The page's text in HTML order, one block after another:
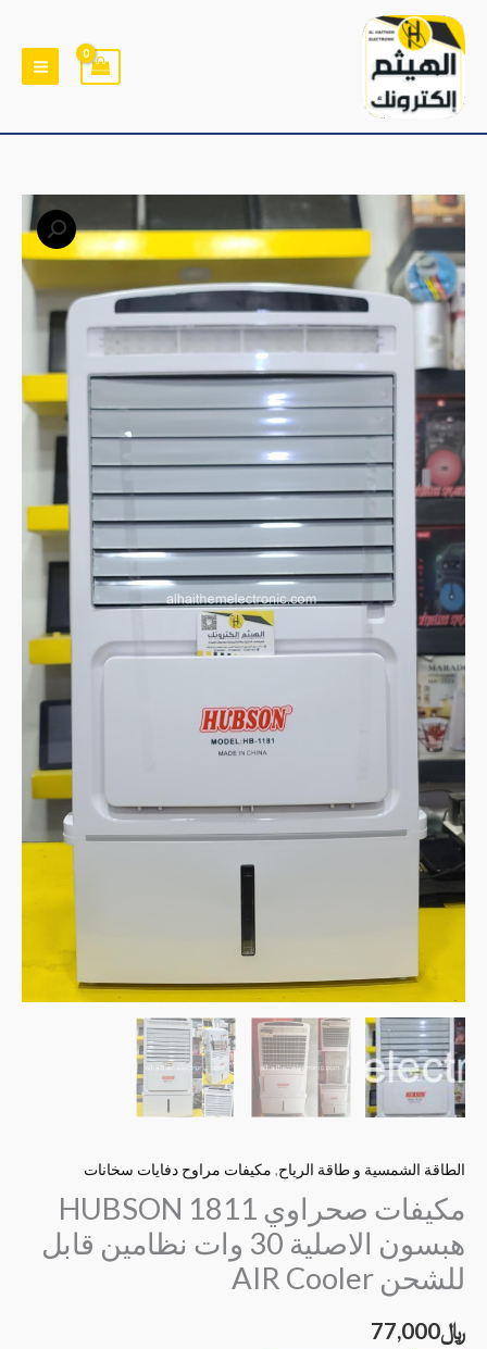
تخطي
المحتوى
الطاقة الشمسية و طاقة الرياح, مكيفات مراوح دفايات سخانات
مكيفات صحراوي HUBSON 1811
هبسون الاصلية 30 وات نظامين قابل
للشحن AIR Cooler
﷼77,000
كمية
مكيفات
صحراوي
HUBSON
1811
هبسون
الاصلية
30
وات
نظامين
قابل
AIR
Cooler